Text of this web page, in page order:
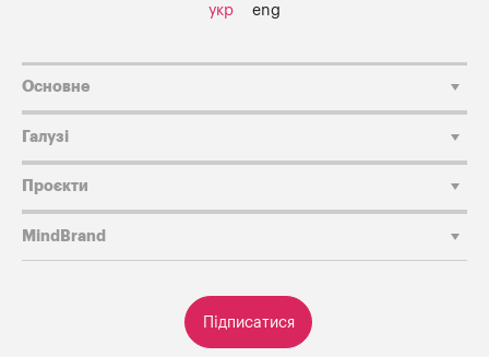
укр eng
Підписатися
Основне
Галузі
Проєкти
MindBrand